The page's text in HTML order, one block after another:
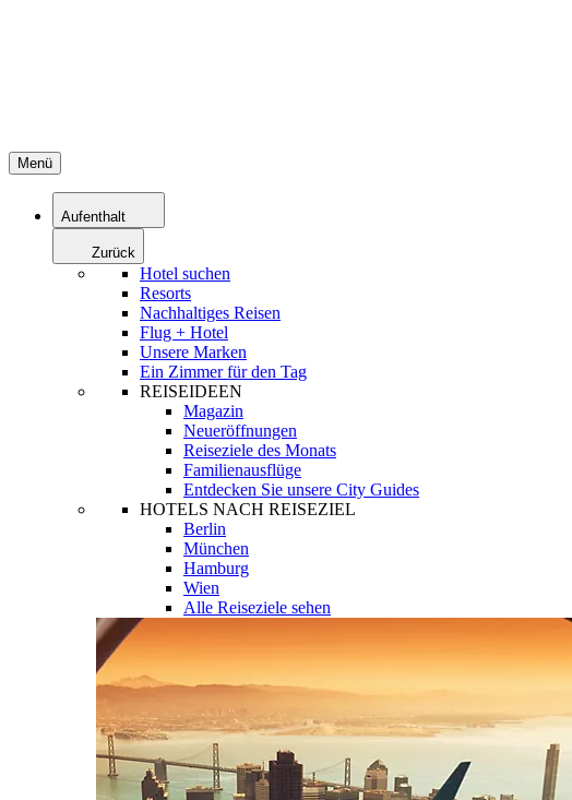
Menü
Aufenthalt
Zurück
Hotel suchen
Resorts
Nachhaltiges Reisen
Flug + Hotel
Unsere Marken
Ein Zimmer für den Tag
REISEIDEEN
Magazin
Neueröffnungen
Reiseziele des Monats
Familienausflüge
Entdecken Sie unsere City Guides
HOTELS NACH REISEZIEL
Berlin
München
Hamburg
Wien
Alle Reiseziele sehen